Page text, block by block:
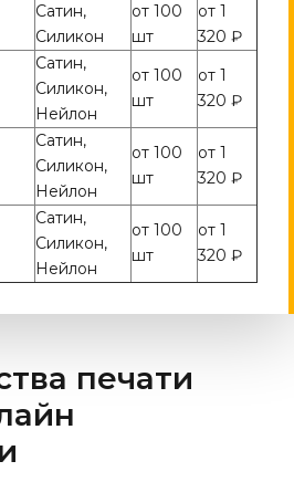
Сатин,
Силикон
от 100
шт
от 1
320 ₽
Сатин,
Силикон,
Нейлон
от 100
шт
от 1
320 ₽
Сатин,
Силикон,
Нейлон
от 100
шт
от 1
320 ₽
Сатин,
Силикон,
Нейлон
от 100
шт
от 1
320 ₽
печати